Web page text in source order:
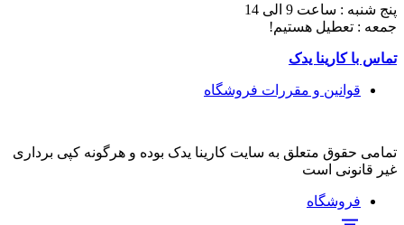
پنج شنبه : ساعت 9 الی 14
جمعه : تعطیل هستیم!
تماس با کارینا یدک
قوانین و مقررات فروشگاه
تمامی حقوق متعلق به سایت کارینا یدک بوده و هرگونه کپی برداری
غیر قانونی است
فروشگاه